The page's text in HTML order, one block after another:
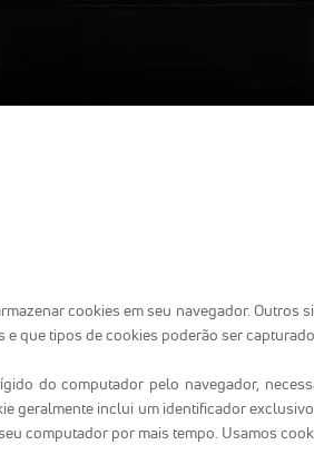
cookies em seu navegador. Outros
que tipos de cookies poderão ser
do computador pelo navegador,
inclui um identificador
computador por mais tempo. Usamos